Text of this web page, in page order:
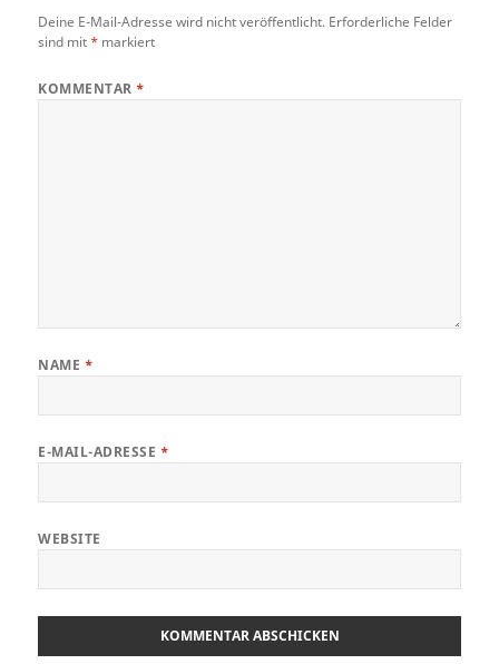
Deine E-Mail-Adresse wird nicht veröffentlicht. Erforderliche Felder
sind mit * markiert
KOMMENTAR*
NAME *
E-MAIL-ADRESSE *
WEBSITE